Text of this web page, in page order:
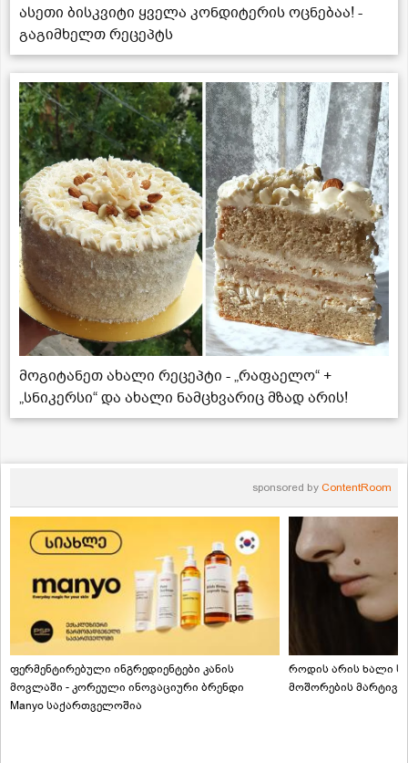
ასეთი ბისკვიტი ყველა კონდიტერის ოცნებაა! -
გაგიმხელთ რეცეპტს
მოგიტანეთ ახალი რეცეპტი - „რაფაელო“ +
„სნიკერსი“ და ახალი ნამცხვარიც მზად არის!
sponsored by ContentRoom
ფერმენტირებული ინგრედიენტები კანის
მოვლაში - კორეული ინოვაციური ბრენდი
Manyo საქართველოშია
როდის არის ხალი
მოშორების